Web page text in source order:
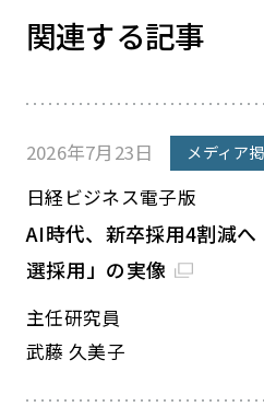
関連する記事
2026年7月23日 メディア
日経ビジネス電子版
AI時代、新卒採用4割減
選採用」の実像
主任研究員
武藤 久美子